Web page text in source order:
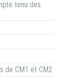
tenu des
de CM1 et CM2